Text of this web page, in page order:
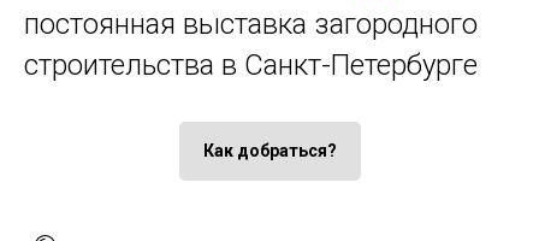
постоянная выставка загородного
строительства в Санкт-Петербурге
Как добраться?